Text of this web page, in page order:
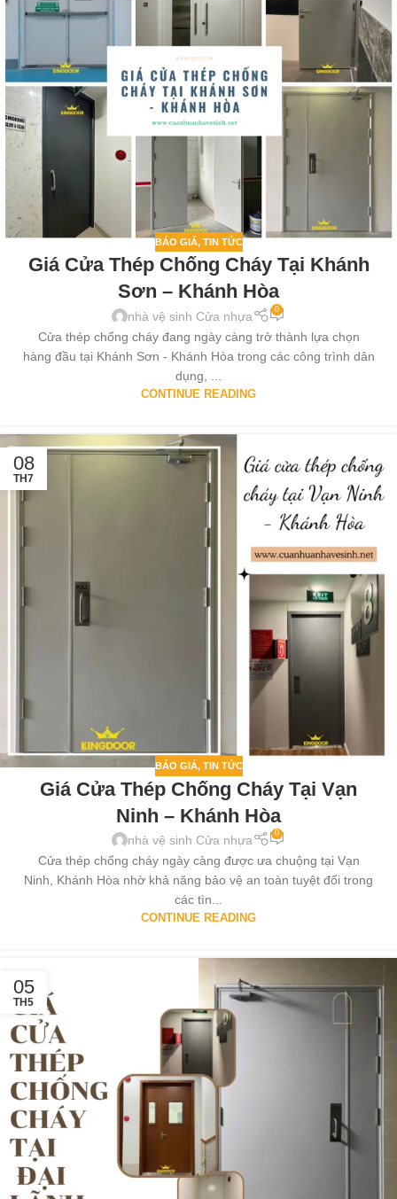
BÁO GIÁ, TIN TỨC
Giá Cửa Thép Chống Cháy Tại Khánh
Sơn – Khánh Hòa
nhà vệ sinh Cửa nhựa 0
Cửa thép chống cháy đang ngày càng trở thành lựa chọn
hàng đầu tại Khánh Sơn - Khánh Hòa trong các công trình dân
dụng, ...
CONTINUE READING
08
TH7
BÁO GIÁ, TIN TỨC
Giá Cửa Thép Chống Cháy Tại Vạn
Ninh – Khánh Hòa
nhà vệ sinh Cửa nhựa 0
Cửa thép chống cháy ngày càng được ưa chuộng tại Vạn
Ninh, Khánh Hòa nhờ khả năng bảo vệ an toàn tuyệt đối trong
các tìn...
CONTINUE READING
05
TH5